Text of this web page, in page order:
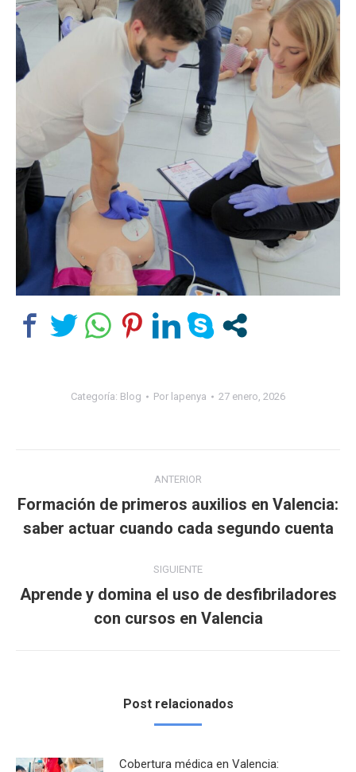
Categoría: Blog Por lapenya 27 enero, 2026
entre
publicaciones
ANTERIOR
Publicación
anterior:
Formación de primeros auxilios en Valencia:
saber actuar cuando cada segundo cuenta
SIGUIENTE
Publicación
siguiente:
Aprende y domina el uso de desfibriladores
con cursos en Valencia
Post relacionados
Cobertura médica en Valencia: